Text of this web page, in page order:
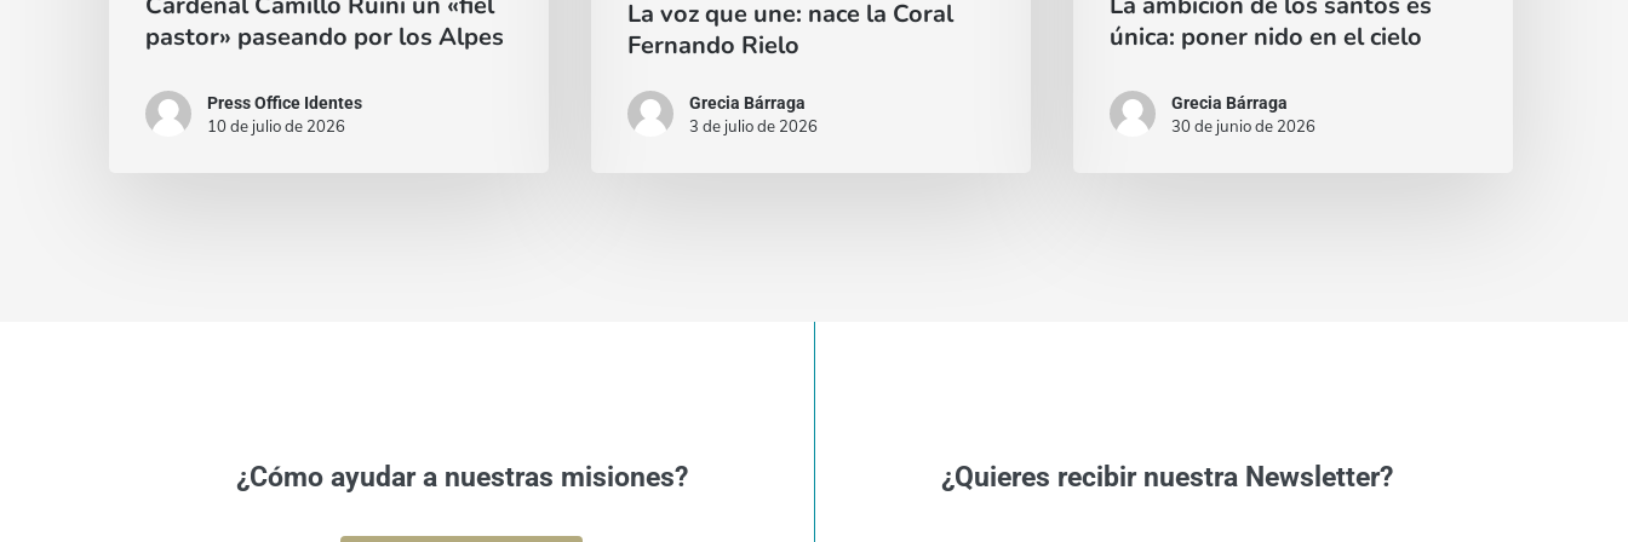
pastor» paseando por los Alpes
Press Office Identes
10 de julio de 2026
La voz que une: nace la Coral
Fernando Rielo
Grecia Bárraga
3 de julio de 2026
única: poner nido en el cielo
Grecia Bárraga
30 de junio de 2026
¿Cómo ayudar a nuestras misiones? ¿Quieres recibir nuestra Newsletter?